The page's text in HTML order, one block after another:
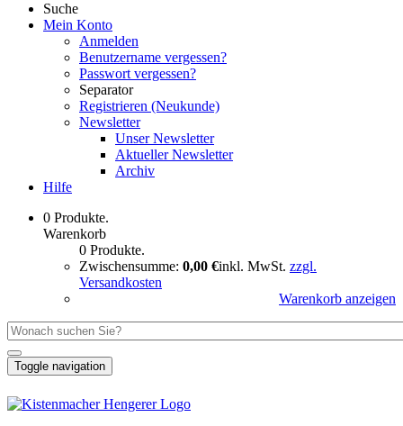
Suche
Mein Konto
Anmelden
Benutzername vergessen?
Passwort vergessen?
Separator
Registrieren (Neukunde)
Newsletter
Unser Newsletter
Aktueller Newsletter
Archiv
Hilfe
0 Produkte.
Warenkorb
0 Produkte.
Zwischensumme: 0,00 €inkl. MwSt. zzgl.
Versandkosten
Warenkorb anzeigen
Toggle navigation